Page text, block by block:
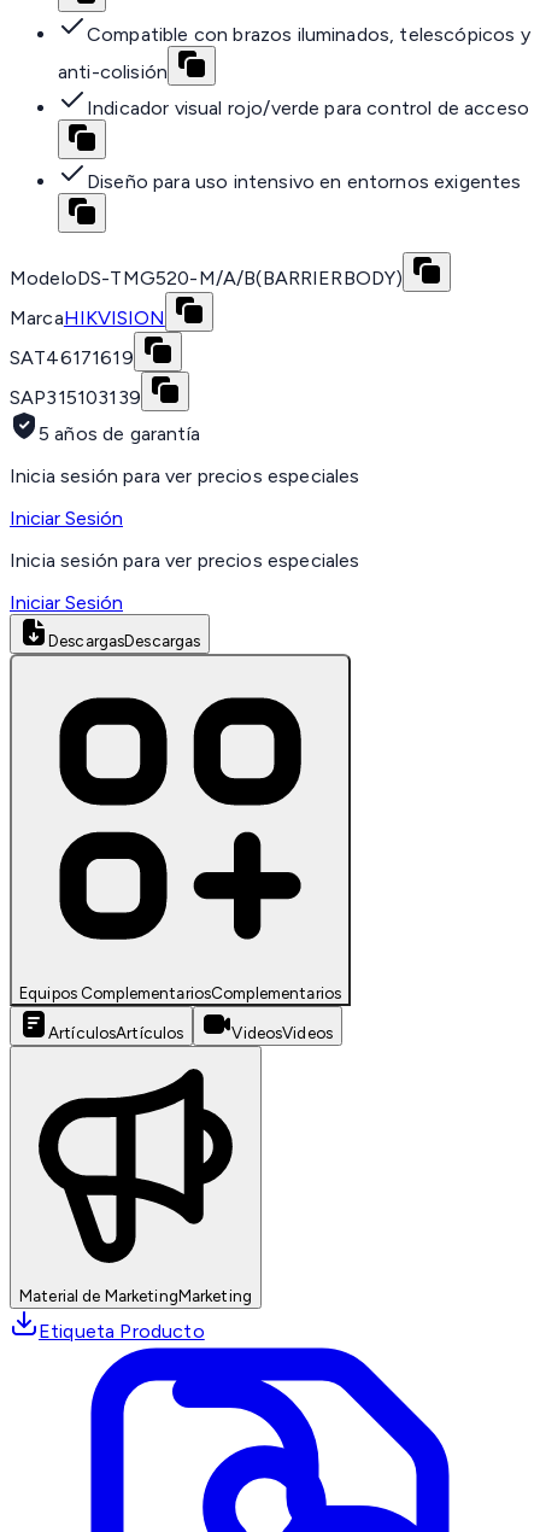
Compatible con brazos iluminados, telescópicos y
anti-colisión
Indicador visual rojo/verde para control de acceso
Diseño para uso intensivo en entornos exigentes
ModeloDS-TMG520-M/A/B(BARRIERBODY)
MarcaHIKVISION
SAT46171619
SAP315103139
5 años de garantía
Inicia sesión para ver precios especiales
Iniciar Sesión
Inicia sesión para ver precios especiales
Iniciar Sesión
DescargasDescargas
Equipos ComplementariosComplementarios
ArtículosArtículos VideosVideos
Material de MarketingMarketing
Etiqueta Producto